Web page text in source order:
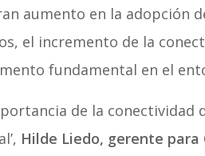
aumento en la adopción
el incremento de la
fundamental en el
de la conectividad
Hilde Liedo, gerente para